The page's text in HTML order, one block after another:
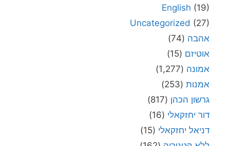
English (19)
Uncategorized (27)
אהבה (74)
אוטיזם (15)
אמונה (1,277)
אמנות (253)
גרשון הכהן (817)
דור יחזקאלי (16)
דניאל יחזקאלי (15)